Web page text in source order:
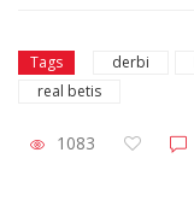
Tags derbi
real betis
1083